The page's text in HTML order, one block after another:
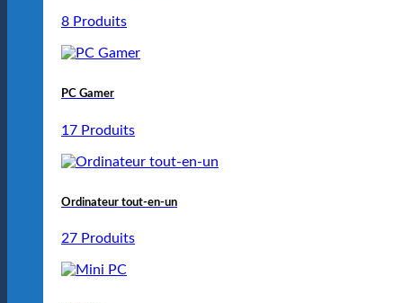
8 Produits
PC Gamer
17 Produits
Ordinateur tout-en-un
27 Produits